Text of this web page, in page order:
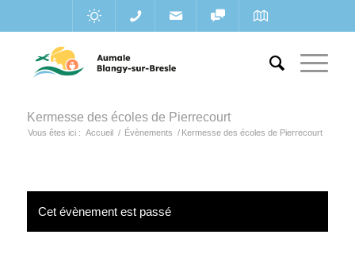
Kermesse des écoles de Pierrecourt
Vous êtes ici : Accueil / Évènements / Kermesse des écoles de Pierrecourt
Cet évènement est passé